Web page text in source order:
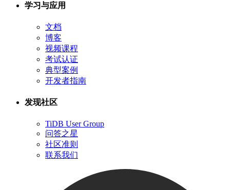
学习与应用
文档
博客
视频课程
考试认证
典型案例
开发者指南
发现社区
TiDB User Group
问答之星
社区准则
联系我们